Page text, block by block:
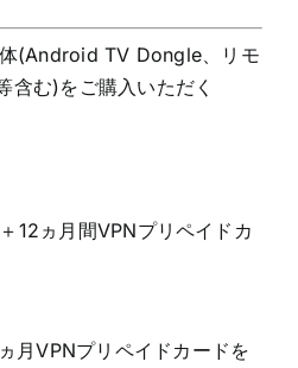
(Android TV Dongle、リモ
含む)をご購入いただく
12ヵ月間VPNプリペイドカ
月VPNプリペイドカードを